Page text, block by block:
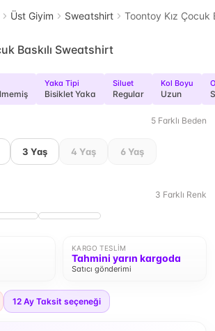
Üst Giyim Sweatshirt Toontoy Kız Çocuk
Baskılı Sweatshirt
Yaka Tipi
Bisiklet Yaka
Siluet
Regular
Kol Boyu
Uzun
5 Farklı Beden
3 Yaş 4 Yaş 6 Yaş
3 Farklı Renk
KARGO TESLIM
Tahmini yarın kargoda
Satıcı gönderimi
12 Ay Taksit seçeneği